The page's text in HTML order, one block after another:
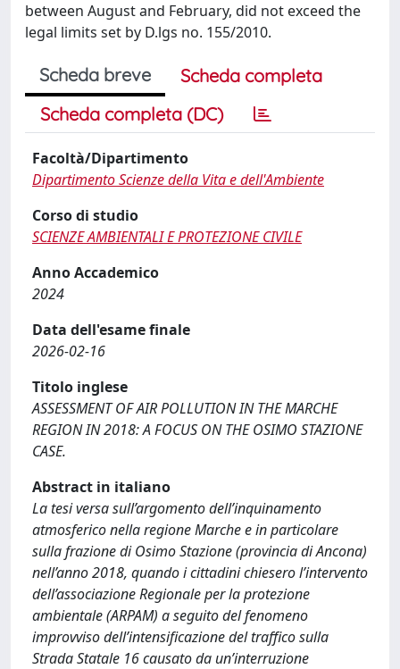
between August and February, did not exceed the
legal limits set by D.lgs no. 155/2010.
Scheda breve
Scheda completa
Scheda completa (DC)
Facoltà/Dipartimento
Dipartimento Scienze della Vita e dell'Ambiente
Corso di studio
SCIENZE AMBIENTALI E PROTEZIONE CIVILE
Anno Accademico
2024
Data dell'esame finale
2026-02-16
Titolo inglese
ASSESSMENT OF AIR POLLUTION IN THE MARCHE
REGION IN 2018: A FOCUS ON THE OSIMO STAZIONE
CASE.
Abstract in italiano
La tesi versa sull’argomento dell’inquinamento
atmosferico nella regione Marche e in particolare
sulla frazione di Osimo Stazione (provincia di Ancona)
nell’anno 2018, quando i cittadini chiesero l’intervento
dell’associazione Regionale per la protezione
ambientale (ARPAM) a seguito del fenomeno
improvviso dell’intensificazione del traffico sulla
Strada Statale 16 causato da un’interruzione